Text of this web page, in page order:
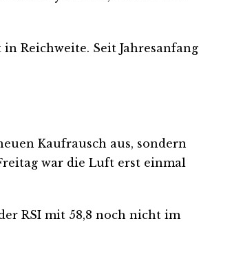
Reichweite. Seit Jahresanfang
Kaufrausch aus, sondern
war die Luft erst einmal
RSI mit 58,8 noch nicht im